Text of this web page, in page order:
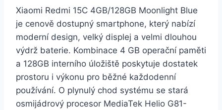
Xiaomi Redmi 15C 4GB/128GB Moonlight Blue
je cenově dostupný smartphone, který nabízí
moderní design, velký displej a velmi dlouhou
výdrž baterie. Kombinace 4 GB operační paměti
a 128GB interního úložiště poskytuje dostatek
prostoru i výkonu pro běžné každodenní
používání. O plynulý chod systému se stará
osmijádrový procesor MediaTek Helio G81-